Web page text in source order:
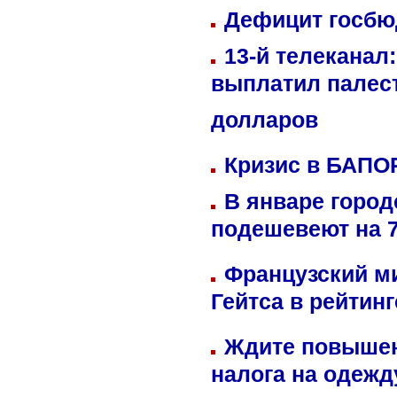
Дефицит
13-й
выплатил
долларов
Кризис в
В январе
подешевеют на
Французский
Гейтса в
Ждите
налога на